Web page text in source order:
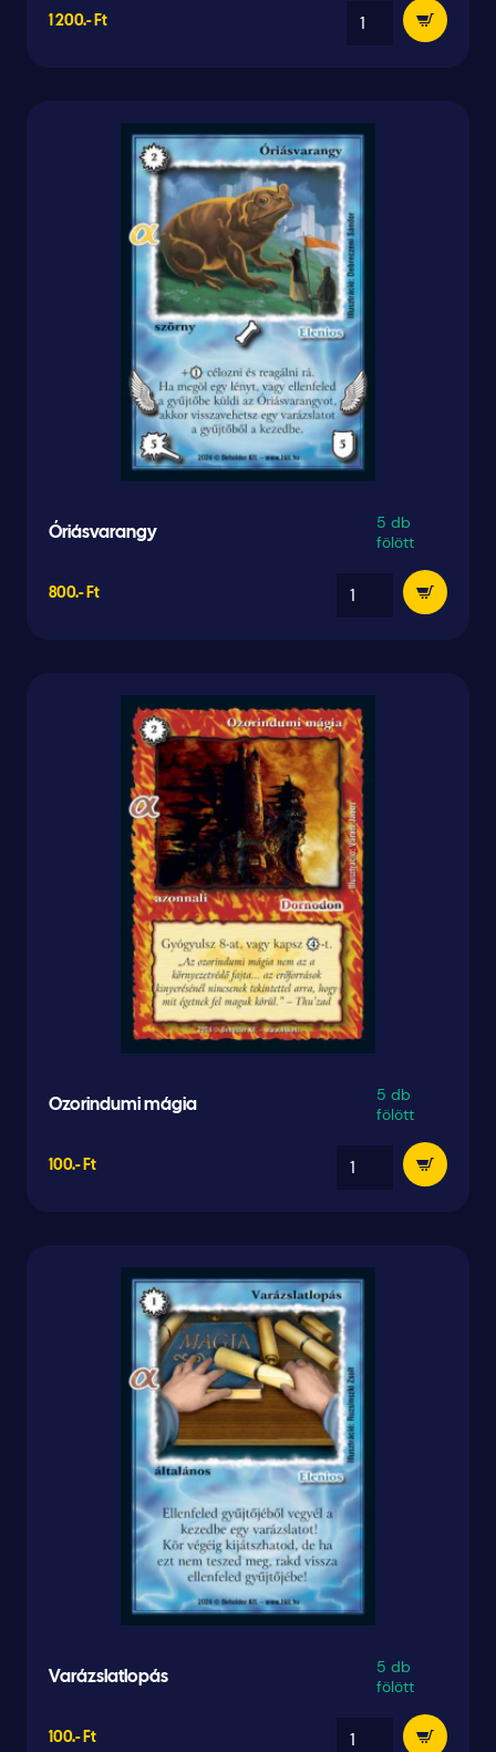
1 200.- Ft
Óriásvarangy
5 db
fölött
800.- Ft
Ozorindumi mágia
5 db
fölött
100.- Ft
Varázslatlopás
5 db
fölött
100.- Ft